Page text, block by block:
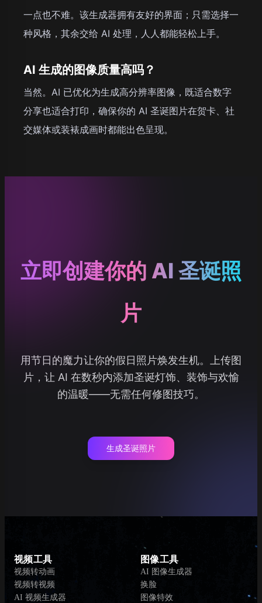
一点也不难。该生成器拥有友好的界面；只需选择一
种风格，其余交给 AI 处理，人人都能轻松上手。
AI 生成的图像质量高吗？
当然。AI 已优化为生成高分辨率图像，既适合数字
分享也适合打印，确保你的 AI 圣诞图片在贺卡、社
交媒体或装裱成画时都能出色呈现。
立即创建你的 AI 圣诞照
片
用节日的魔力让你的假日照片焕发生机。上传图
片，让 AI 在数秒内添加圣诞灯饰、装饰与欢愉
的温暖——无需任何修图技巧。
生成圣诞照片
视频工具
视频转动画
视频转视频
AI 视频生成器
图像工具
AI 图像生成器
换脸
图像特效